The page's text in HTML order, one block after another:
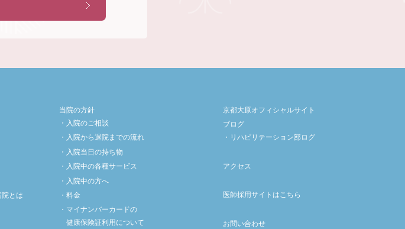
とは
当院の方針
入院のご相談
入院から退院までの流れ
入院当日の持ち物
入院中の各種サービス
入院中の方へ
料金
マイナンバーカードの
健康保険証利用について
京都大原オフィシャルサイト
ブログ
リハビリテーション部ログ
アクセス
医師採用サイトはこちら
お問い合わせ